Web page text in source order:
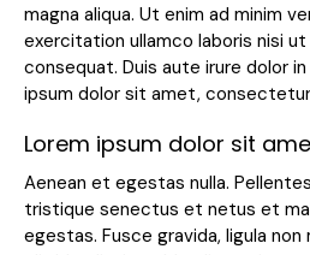
magna aliqua. Ut enim ad minim
exercitation ullamco laboris nisi
consequat. Duis aute irure dolor
ipsum dolor sit amet,
Lorem ipsum dolor sit
Aenean et egestas nulla.
tristique senectus et netus et
egestas. Fusce gravida, ligula